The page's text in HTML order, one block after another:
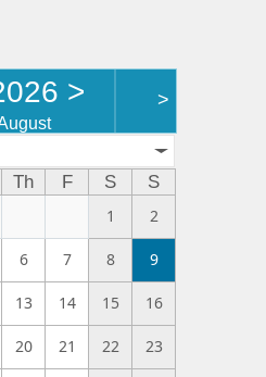
> >
Th F S
S
1
2
6 7 8 9
13 14 15 16
20 21 22 23